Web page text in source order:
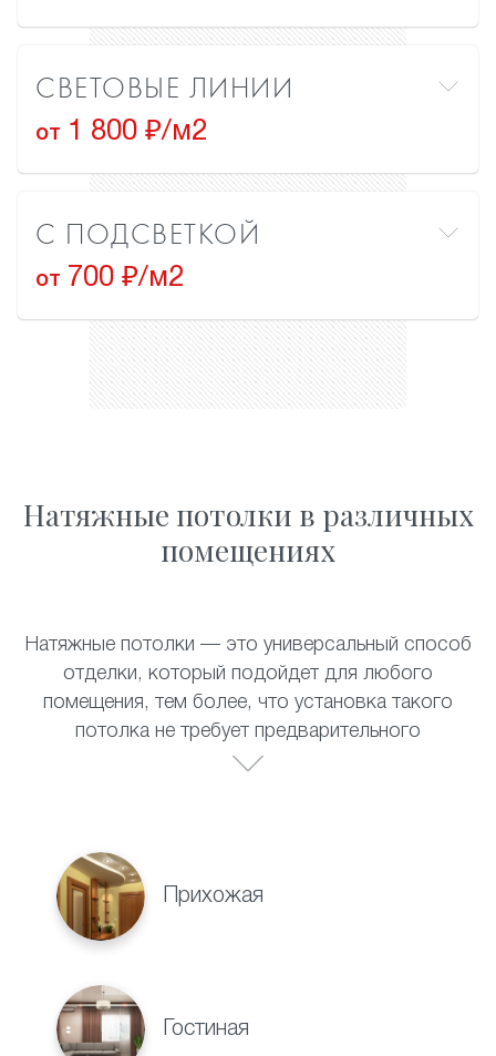
СВЕТОВЫЕ ЛИНИИ
от 1 800 ₽/м2
С ПОДСВЕТКОЙ
от 700 ₽/м2
Натяжные потолки в различных
помещениях
Натяжные потолки — это универсальный способ
отделки, который подойдет для любого
помещения, тем более, что установка такого
потолка не требует предварительного
выравнивания поверхности. Полотно прекрасно
прекрасно смотрятся в:
Прихожая
Гостиная